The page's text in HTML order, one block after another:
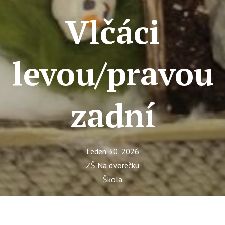
O
Vlčáci
levou/pravou
zadní
Leden 30, 2026
ZŠ Na dvorečku
Škola